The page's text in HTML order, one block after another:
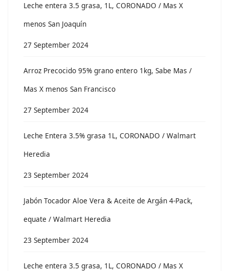
Leche entera 3.5 grasa, 1L, CORONADO / Mas X
menos San Joaquín
27 September 2024
Arroz Precocido 95% grano entero 1kg, Sabe Mas /
Mas X menos San Francisco
27 September 2024
Leche Entera 3.5% grasa 1L, CORONADO / Walmart
Heredia
23 September 2024
Jabón Tocador Aloe Vera & Aceite de Argán 4-Pack,
equate / Walmart Heredia
23 September 2024
Leche entera 3.5 grasa, 1L, CORONADO / Mas X